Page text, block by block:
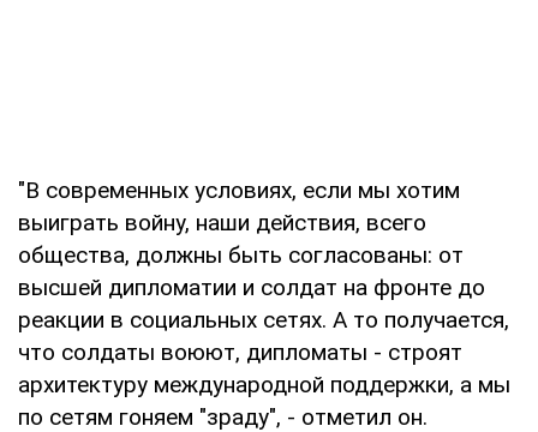
"В современных условиях, если мы хотим
выиграть войну, наши действия, всего
общества, должны быть согласованы: от
высшей дипломатии и солдат на фронте до
реакции в социальных сетях. А то получается,
что солдаты воюют, дипломаты - строят
архитектуру международной поддержки, а мы
по сетям гоняем "зраду", - отметил он.